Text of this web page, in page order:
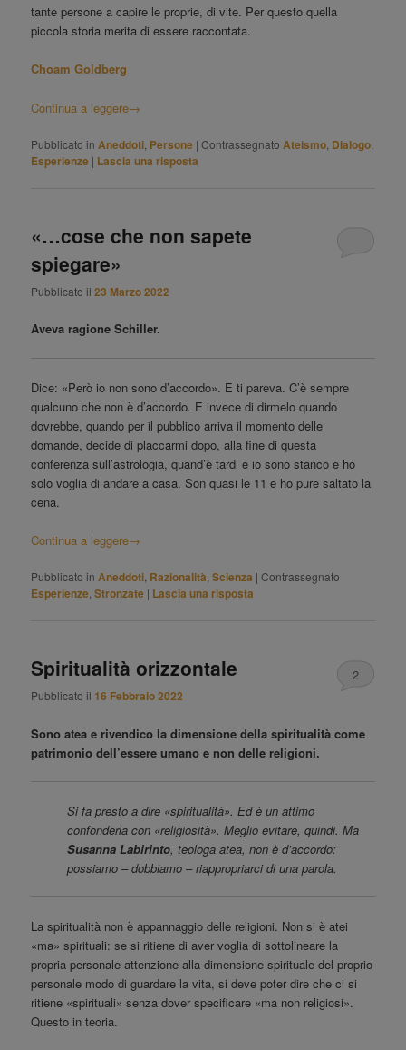
tante persone a capire le proprie, di vite. Per questo quella
piccola storia merita di essere raccontata.
Choam Goldberg
Continua a leggere→
Pubblicato in Aneddoti Persone |Contrassegnato Ateismo Dialogo
Esperienze | Lascia una risposta
«…cose che non sapete
spiegare»
Pubblicato il23 Marzo 2022
Aveva ragione Schiller.
Dice: «Però io non sono d’accordo». E ti pareva. C’è sempre
qualcuno che non è d’accordo. E invece di dirmelo quando
dovrebbe, quando per il pubblico arriva il momento delle
domande, decide di placcarmi dopo, alla fine di questa
conferenza sull’astrologia, quand’è tardi e io sono stanco e ho
solo voglia di andare a casa. Son quasi le 11 e ho pure saltato la
cena.
Continua a leggere→
Pubblicato in Aneddoti Razionalità ,Scienza |Contrassegnato
Esperienze ,Stronzate | Lascia una risposta
Spiritualità orizzontale
Pubblicato il 16 Febbraio 2022
2
Sono atea e rivendico la dimensione della spiritualità come
patrimonio dell’essere umano e non delle religioni.
Si fa presto a dire «spiritualità». Ed è un attimo
confonderla con «religiosità». Meglio evitare, quindi. Ma
Susanna Labirinto, teologa atea, non è d’accordo:
possiamo – dobbiamo – riappropriarci di una parola.
La spiritualità non è appannaggio delle religioni. Non si è atei
«ma» spirituali: se si ritiene di aver voglia di sottolineare la
propria personale attenzione alla dimensione spirituale del proprio
personale modo di guardare la vita, si deve poter dire che ci si
ritiene «spirituali» senza dover specificare «ma non religiosi».
Questo in teoria.